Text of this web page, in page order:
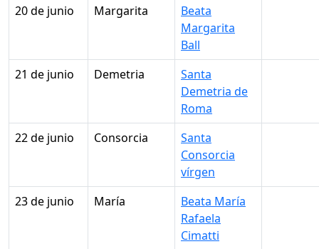
20 de junio Margarita
Beata
Margarita
Ball
21 de junio
Demetria
Santa
Demetria de
Roma
22 de junio
Consorcia
Santa
Consorcia
vírgen
23 de junio
María
Beata María
Rafaela
Cimatti